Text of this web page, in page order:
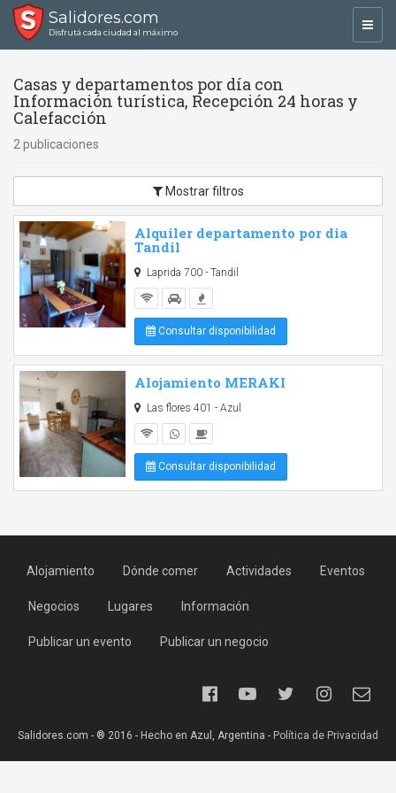
Salidores.com
Disfrutá cada ciudad al máximo
Casas y departamentos por día con
Información turística, Recepción 24 horas y
Calefacción
2 publicaciones
Mostrar filtros
Alquiler departamento por dia
Tandil
Laprida 700 - Tandil
Consultar disponibilidad
Alojamiento MERAKI
Las flores 401 - Azul
Consultar disponibilidad
Alojamiento Dónde comer Actividades Eventos
Negocios Lugares Información
Publicar un evento Publicar un negocio
Salidores.com - ® 2016 - Hecho en Azul, Argentina - Política de Privacidad